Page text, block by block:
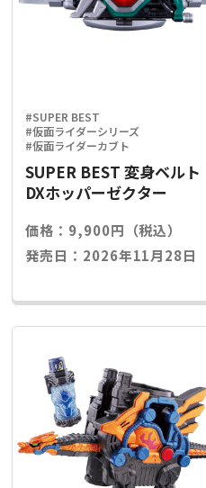
#SUPER BEST
#仮面ライダーシリーズ
#仮面ライダーカブト
SUPER BEST 変身ベルト
DXホッパーゼクター
価格：9,900円（税込）
発売日：2026年11月28日